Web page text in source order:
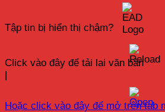
Tập tin bị hiển thị chậm?
Click vào đây để tải lại văn bản
Hoặc click vào đây để mở trên tab